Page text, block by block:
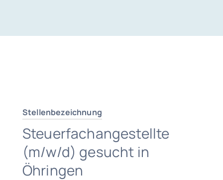
Stellenbezeichnung
Steuerfachangestellte
(m/w/d) gesucht in
Öhringen